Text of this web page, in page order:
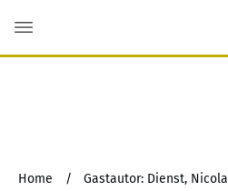
Home / Gastautor: Dienst, Nicola